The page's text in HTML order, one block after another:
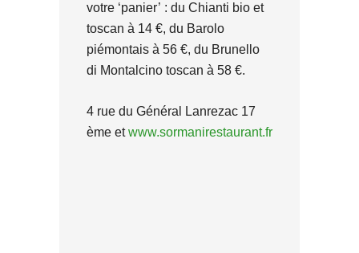
votre ‘panier’ : du Chianti bio et
toscan à 14 €, du Barolo
piémontais à 56 €, du Brunello
di Montalcino toscan à 58 €.
4 rue du Général Lanrezac 17
ème etwww.sormanirestaurant.fr